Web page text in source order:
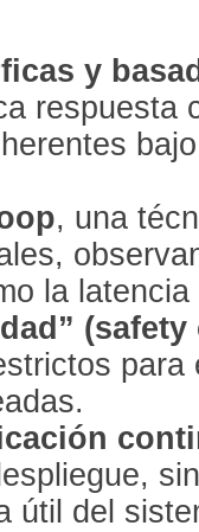
y
respuesta
, una
la
(safety
útil del